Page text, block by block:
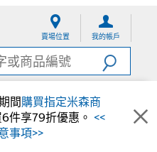
賣場位置 我的帳戶
間購買指定米森商
件享79折優惠。 <<
事項>>